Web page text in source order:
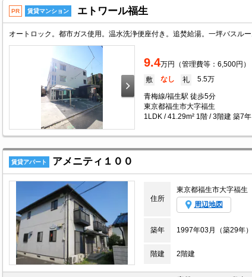
PR 賃貸マンション エトワール福生
9.4万円（管理費等：6,500円）
敷 なし 礼 5.5万
青梅線/福生駅 徒歩5分
東京都福生市大字福生
1LDK / 41.29m² 1階 / 3階建 築7年
賃貸アパート アメニティ１００
住所
東京都福生市大字福生
周辺地図
築年
1997年03月（築29年）
階建 2階建